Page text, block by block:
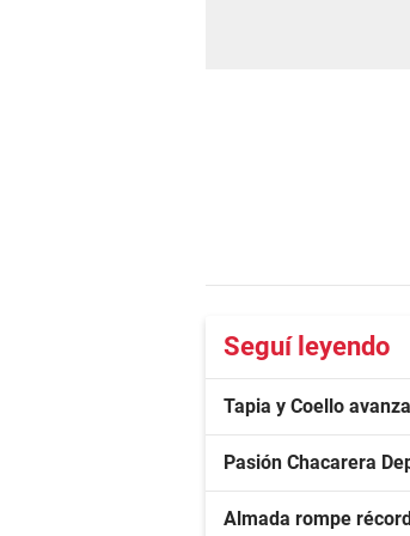
Seguí leyendo
Tapia y Coello
Pasión Chacarera
Almada rompe